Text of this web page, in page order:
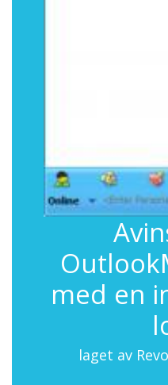
med en
laget av